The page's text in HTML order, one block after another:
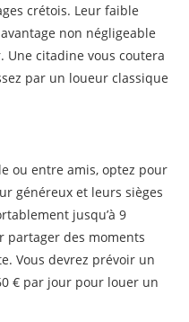
crétois. Leur faible
non négligeable
Une citadine vous coutera
par un loueur classique
ou entre amis, optez pour
généreux et leurs sièges
jusqu’à 9
partager des moments
Vous devrez prévoir un
€ par jour pour louer un